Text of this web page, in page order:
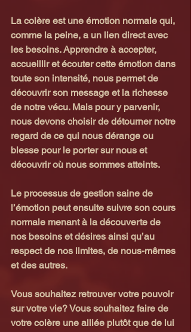
La colère est une émotion normale qui,
comme la peine, a un lien direct avec
les besoins. Apprendre à accepter,
accueillir et écouter cette émotion dans
toute son intensité, nous permet de
découvrir son message et la richesse
de notre vécu. Mais pour y parvenir,
nous devons choisir de détourner notre
regard de ce qui nous dérange ou
blesse pour le porter sur nous et
découvrir où nous sommes atteints.
Le processus de gestion saine de
l’émotion peut ensuite suivre son cours
normale menant à la découverte de
nos besoins et désires ainsi qu’au
respect de nos limites, de nous-mêmes
et des autres.
Vous souhaitez retrouver votre pouvoir
sur votre vie? Vous souhaitez faire de
votre colère une alliée plutôt que de lui